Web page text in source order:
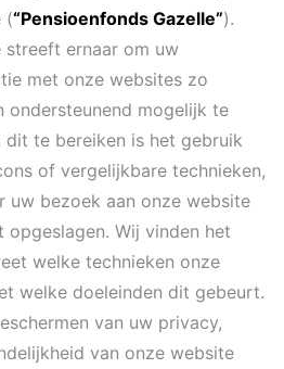
(“Pensioenfonds Gazelle”).
streeft ernaar om uw
met onze websites zo
ondersteunend mogelijk te
dit te bereiken is het gebruik
of vergelijkbare technieken,
uw bezoek aan onze website
Wij vinden het
welke technieken onze
welke doeleinden dit gebeurt.
van uw privacy,
van onze website